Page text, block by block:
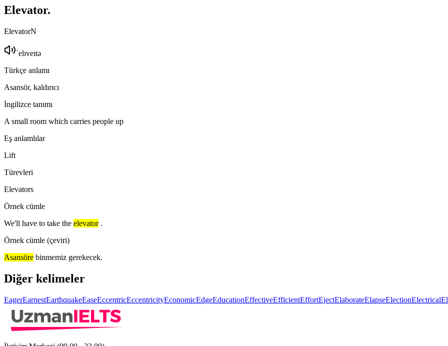
Elevator.
ElevatorN
ˈelɪveɪtə
Türkçe anlamı
Asansör, kaldırıcı
İngilizce tanımı
A small room which carries people up
Eş anlamlılar
Lift
Türevleri
Elevators
Örnek cümle
We'll have to take the elevator .
Örnek cümle (çeviri)
Asansöre binmemiz gerekecek.
Diğer kelimeler
EagerEarnestEarthquakeEaseEccentricEccentricityEconomicEdgeEducationEffectiveEfficientEffortEjectElaborateElapseElectionElectrical